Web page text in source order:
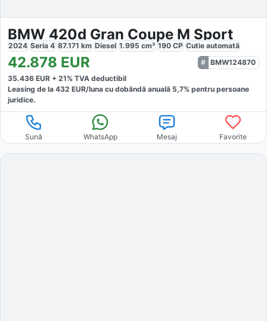
BMW 420d Gran Coupe M Sport
2024 Seria 4 87.171 km Diesel 1.995 cm³ 190 CP Cutie automată
42.878 EUR
BMW124870
35.436 EUR + 21% TVA deductibil
Leasing de la 432 EUR/luna cu dobăndă anuală 5,7% pentru persoane
juridice.
Sună WhatsApp Mesaj Favorite